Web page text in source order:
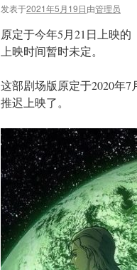
发表于2021年5月19日由管理员
原定于今年5月21日上映
上映时间暂时未定。
这部剧场版原定于2020年
推迟上映了。